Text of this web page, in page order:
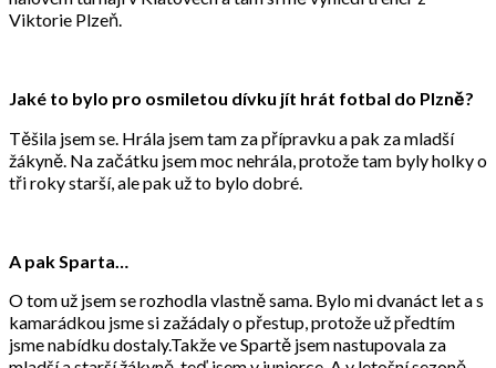
Viktorie Plzeň.
Jaké to bylo pro osmiletou dívku jít hrát fotbal do Plzně?
Těšila jsem se. Hrála jsem tam za přípravku a pak za mladší
žákyně. Na začátku jsem moc nehrála, protože tam byly holky o
tři roky starší, ale pak už to bylo dobré.
A pak Sparta…
O tom už jsem se rozhodla vlastně sama. Bylo mi dvanáct let a s
kamarádkou jsme si zažádaly o přestup, protože už předtím
jsme nabídku dostaly.Takže ve Spartě jsem nastupovala za